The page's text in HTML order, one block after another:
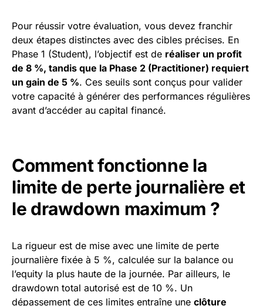
Pour réussir votre évaluation, vous devez franchir
deux étapes distinctes avec des cibles précises. En
Phase 1 (Student), l’objectif est de réaliser un profit
de 8 %, tandis que la Phase 2 (Practitioner) requiert
un gain de 5 %. Ces seuils sont conçus pour valider
votre capacité à générer des performances régulières
avant d’accéder au capital financé.
Comment fonctionne la
limite de perte journalière et
le drawdown maximum ?
La rigueur est de mise avec une limite de perte
journalière fixée à 5 %, calculée sur la balance ou
l’equity la plus haute de la journée. Par ailleurs, le
drawdown total autorisé est de 10 %. Un
dépassement de ces limites entraîne une clôture